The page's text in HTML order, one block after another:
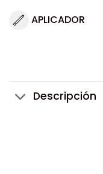
APLICADOR
Descripción